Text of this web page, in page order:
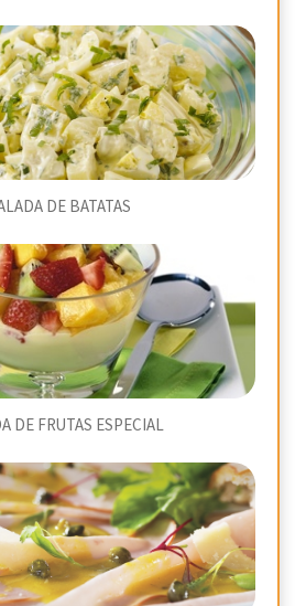
DE BATATAS
DE FRUTAS ESPECIAL